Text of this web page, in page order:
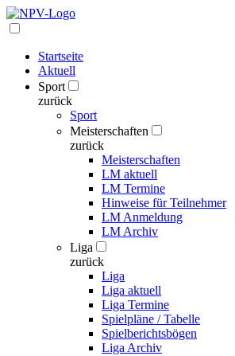
Startseite
Aktuell
Sport
zurück
Sport
Meisterschaften
zurück
Meisterschaften
LM aktuell
LM Termine
Hinweise für Teilnehmer
LM Anmeldung
LM Archiv
Liga
zurück
Liga
Liga aktuell
Liga Termine
Spielpläne / Tabelle
Spielberichtsbögen
Liga Archiv